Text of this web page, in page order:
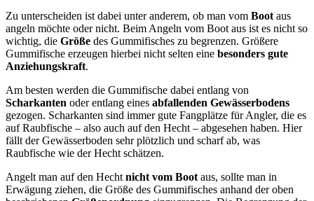
Zu unterscheiden ist dabei unter anderem, ob man vom Boot aus
angeln möchte oder nicht. Beim Angeln vom Boot aus ist es nicht so
wichtig, die Größe des Gummifisches zu begrenzen. Größere
Gummifische erzeugen hierbei nicht selten eine besonders gute
Anziehungskraft.
Am besten werden die Gummifische dabei entlang von
Scharkanten oder entlang eines abfallenden Gewässerbodens
gezogen. Scharkanten sind immer gute Fangplätze für Angler, die es
auf Raubfische – also auch auf den Hecht – abgesehen haben. Hier
fällt der Gewässerboden sehr plötzlich und scharf ab, was
Raubfische wie der Hecht schätzen.
Angelt man auf den Hecht nicht vom Boot aus, sollte man in
Erwägung ziehen, die Größe des Gummifisches anhand der oben